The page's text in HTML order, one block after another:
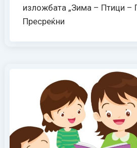
изложбата „Зима – Птици –
Пресреќни